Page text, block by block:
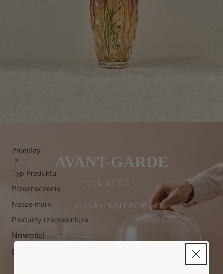
Produkty
Typ Produktu
Przeznaczenie
Nasze marki
Produkty rzemieślnicze
Nowości
Bestsellery
AVANT-GARDE
COLLECTION
ODKRYJ KOLEKCJĘ